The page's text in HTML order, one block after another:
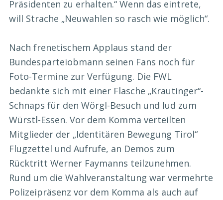
Präsidenten zu erhalten.“ Wenn das eintrete,
will Strache „Neuwahlen so rasch wie möglich“.
Nach frenetischem Applaus stand der
Bundesparteiobmann seinen Fans noch für
Foto-Termine zur Verfügung. Die FWL
bedankte sich mit einer Flasche „Krautinger“-
Schnaps für den Wörgl-Besuch und lud zum
Würstl-Essen. Vor dem Komma verteilten
Mitglieder der „Identitären Bewegung Tirol“
Flugzettel und Aufrufe, an Demos zum
Rücktritt Werner Faymanns teilzunehmen.
Rund um die Wahlveranstaltung war vermehrte
Polizeipräsenz vor dem Komma als auch auf